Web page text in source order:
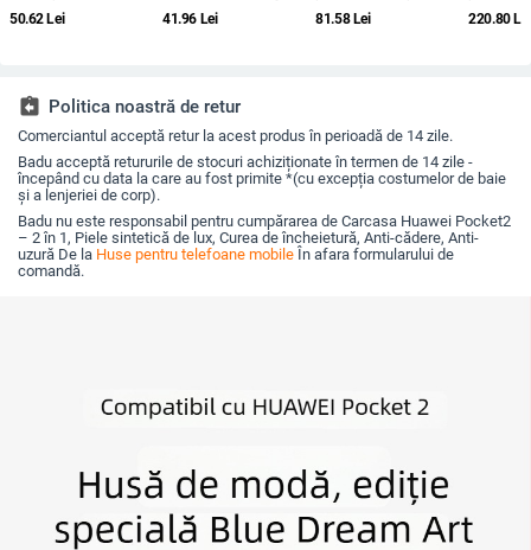
pentru iPhone 12–17
Pro și Pro Max,
50.62Lei
electroplatat în
flacără, design
41.96 Lei
iPhone 12, 12 Pro, 13
și 14 — protecție la
81.58Lei
V5 –
220.80Lei
assignment_return Politica noastră de retur
Comerciantul acceptă retur la acest produs în perioadă de 14 zile.
Badu acceptă retururile de stocuri achiziționate în termen de 14 zile -
începând cu data la care au fost primite *(cu excepția costumelor de baie
și a lenjeriei de corp).
Badu nu este responsabil pentru cumpărarea de Carcasa Huawei Pocket2
– 2 în 1, Piele sintetică de lux, Curea de încheietură, Anti-cădere, Anti-
uzură De la Huse pentru telefoane mobile În afara formularului de
comandă.